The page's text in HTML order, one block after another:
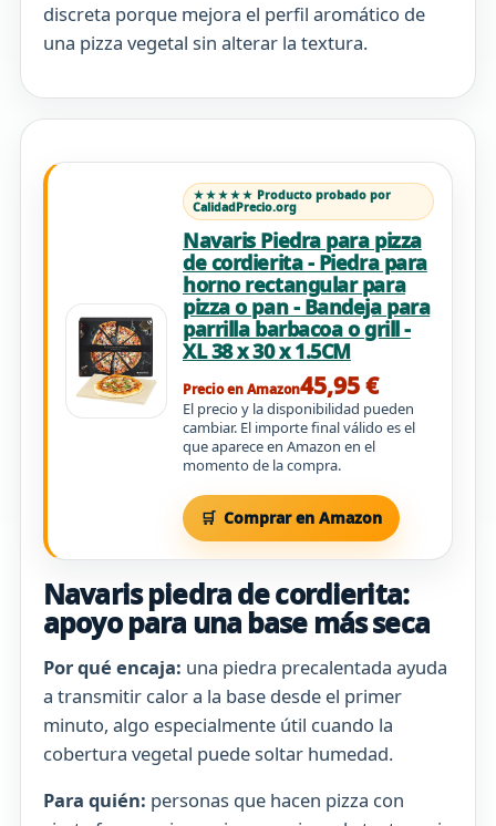
discreta porque mejora el perfil aromático de
una pizza vegetal sin alterar la textura.
★★★★★ Producto probado por
CalidadPrecio.org
Navaris Piedra para pizza
de cordierita - Piedra para
horno rectangular para
pizza o pan - Bandeja para
parrilla barbacoa o grill -
XL 38 x 30 x 1.5CM
Precio en Amazon45,95 €
El precio y la disponibilidad pueden
cambiar. El importe final válido es el
que aparece en Amazon en el
momento de la compra.
Comprar en Amazon
Navaris piedra de cordierita:
apoyo para una base más seca
Por qué encaja: una piedra precalentada ayuda
a transmitir calor a la base desde el primer
minuto, algo especialmente útil cuando la
cobertura vegetal puede soltar humedad.
Para quién: personas que hacen pizza con